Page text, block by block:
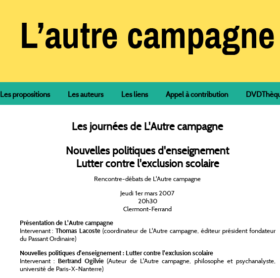
Les propositions Les auteurs Les liens Appel à contribution
Les journées de L'Autre campagne
Nouvelles politiques d'enseignement
Lutter contre l'exclusion scolaire
Rencontre-débats de L'Autre campagne
Jeudi 1er mars 2007
20h30
Clermont-Ferrand
Présentation de L'Autre campagne
Intervenant :Thomas Lacoste (coordinateur de L'Autre campagne, éditeur président fondateur
du Passant Ordinaire)
Nouvelles politiques d'enseignement : Lutter contre l'exclusion scolaire
Intervenant : Bertrand Ogilvie(Auteur de L'Autre campagne, philosophe et psychanalyste,
université de Paris-X-Nanterre)